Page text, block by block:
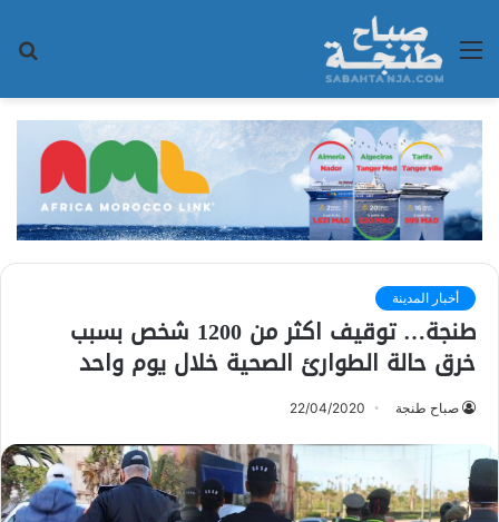
القائمة
أخبار المدينة
طنجة… توقيف اكثر من 1200 شخص بسبب
خرق حالة الطوارئ الصحية خلال يوم واحد
صباح طنجة 22/04/2020